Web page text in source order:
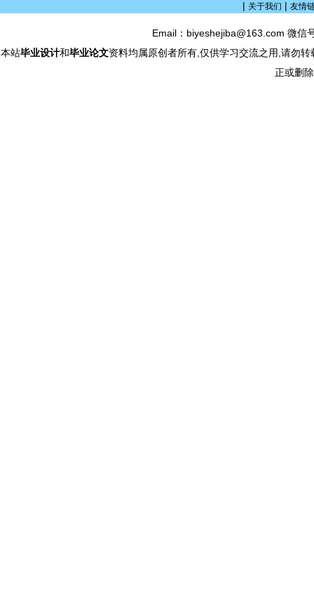
| 关于我们 | 友情
Email：biyeshejiba@163.com 微
本站毕业设计和毕业论文资料均属原创者所有,仅供学习交流之用,请勿
正或删